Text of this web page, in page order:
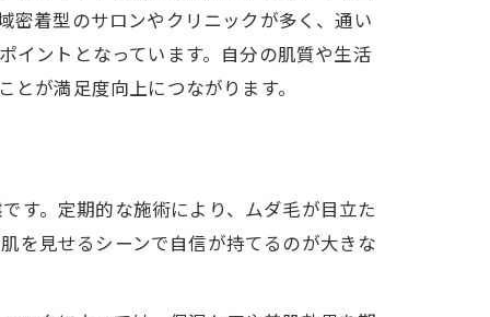
密着型のサロンやクリニックが多く、通い
イントとなっています。自分の肌質や生活
が満足度向上につながります。
す。定期的な施術により、ムダ毛が目立た
を見せるシーンで自信が持てるのが大きな